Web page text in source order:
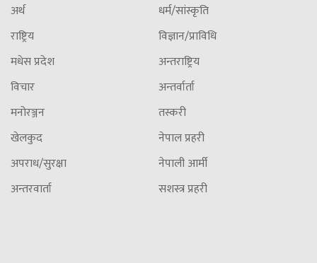
अर्थ
राष्ट्रिय
मधेस प्रदेश
विचार
मनोरञ्जन
खेलकुद
अपराध/सुरक्षा
अन्तरवार्ता
धर्म/सांस्कृति
विज्ञान/प्राविधि
अन्तराष्ट्रिय
अन्तर्वार्ता
तस्करी
नेपाल प्रहरी
नेपाली आर्मी
सशस्त्र प्रहरी